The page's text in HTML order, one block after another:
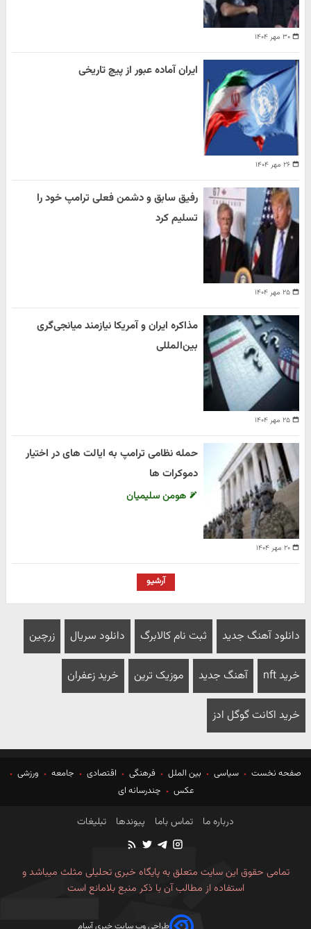
۳۰ مهر ۱۴۰۴
۲۶ مهر ۱۴۰۴
ایران آماده عبور از پیچ تاریخی
۲۵ مهر ۱۴۰۴
رفیق سابق و دشمن فعلی ترامپ خود را
تسلیم کرد
۲۵ مهر ۱۴۰۴
مذاکره ایران و آمریکا نیازمند میانجی‌گری
بین‌المللی
۲۰ مهر ۱۴۰۴
حمله نظامی ترامپ به ایالت های در اختیار
دموکرات ها
هومن سلیمیان
آرشیو
دانلود آهنگ جدید ثبت نام کالابرگ دانلود سریال زرچین
خرید nft آهنگ جدید موزیک ترین خرید زعفران
خرید اکانت گوگل ادز
صفحه نخست سیاسی بین الملل فرهنگی اقتصادی جامعه
ورزشی
عکس
چندرسانه ای
درباره ما تماس باما پیوندها تبلیغات
تمامی حقوق این سایت متعلق به پایگاه خبری تحلیلی مثلث میباشد و
استفاده از مطالب آن با ذکر منبع بلامانع است
طراحی وب سایت خبری آسام